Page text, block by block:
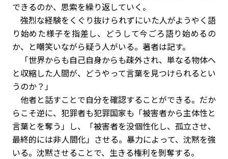
できるのか、思索を繰り返していく。
強烈な経験をくぐり抜けられずにいた人がようやく語
り始めた様子を指差し、どうして今ごろ語り始めるの
か、と嘲笑いながら疑う人がいる。著者は記す。
「世界からも自己自身からも疎外され、単なる物体へ
と収縮した人間が、どうやって言葉を見つけられるとい
うのか？」
他者と話すことで自分を確認することができる。だか
らこそ逆に、犯罪者も犯罪国家も「被害者から主体性と
言葉とを奪う」し、「被害者を没個性化し、孤立させ、
最終的には非人間化」させる。暴力によって、沈黙を強
いる。沈黙させることで、生きる権利を剝奪する。